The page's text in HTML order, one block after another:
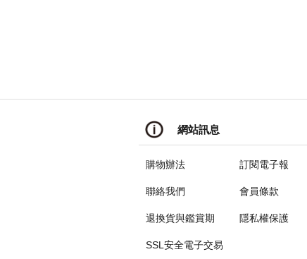
網站訊息
購物辦法 訂閱電子報
聯絡我們 會員條款
退換貨與鑑賞期 隱私權保護
SSL安全電子交易